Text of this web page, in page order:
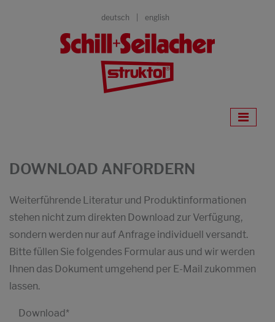
deutsch english
DOWNLOAD ANFORDERN
Weiterführende Literatur und Produktinformationen
stehen nicht zum direkten Download zur Verfügung,
sondern werden nur auf Anfrage individuell versandt.
Bitte füllen Sie folgendes Formular aus und wir werden
Ihnen das Dokument umgehend per E-Mail zukommen
lassen.
Download*